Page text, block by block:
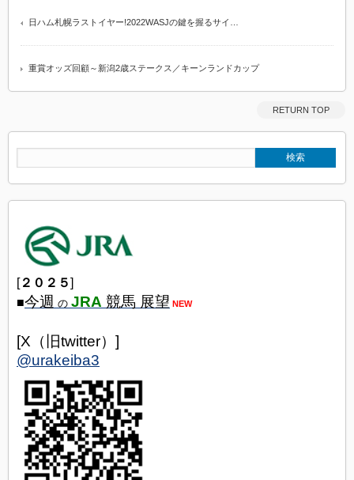
日ハム札幌ラストイヤー!2022WASJの鍵を握るサイ…
重賞オッズ回顧～新潟2歳ステークス／キーンランドカップ
RETURN TOP
[２０２５]
■今週 の JRA 競馬 展望 NEW
[X（旧twitter）]
@urakeiba3